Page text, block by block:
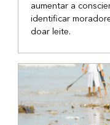
aumentar a
identificar
doar leite.